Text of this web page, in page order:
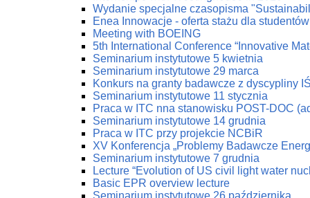
Wydanie specjalne czasopisma
Enea Innowacje - oferta stażu dla
Meeting with BOEING
5th International Conference “Innovative
Seminarium instytutowe 5 kwietnia
Seminarium instytutowe 29 marca
Konkurs na granty badawcze z dyscypliny
Seminarium instytutowe 11 stycznia
Praca w ITC nna stanowisku POST-DOC
Seminarium instytutowe 14 grudnia
Praca w ITC przy projekcie NCBiR
XV Konferencja „Problemy Badawcze
Seminarium instytutowe 7 grudnia
Lecture “Evolution of US civil light water
Basic EPR overview lecture
Seminarium instytutowe 26 października